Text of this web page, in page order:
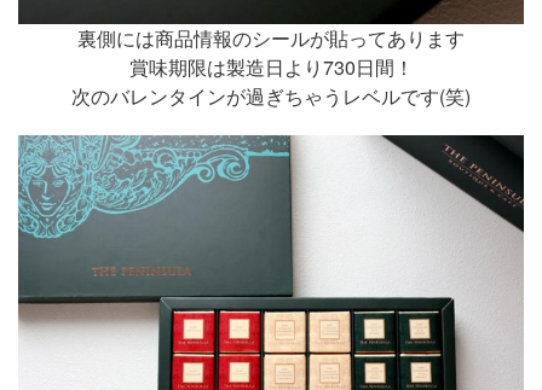
裏側には商品情報のシールが貼ってあります
賞味期限は製造日より730日間！
次のバレンタインが過ぎちゃうレベルです(笑)